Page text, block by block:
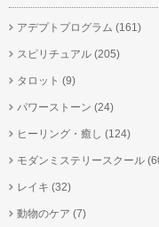
アデプトプログラム (161)
スピリチュアル (205)
タロット (9)
パワーストーン (24)
ヒーリング・癒し (124)
モダンミステリースクール
レイキ (32)
動物のケア (7)